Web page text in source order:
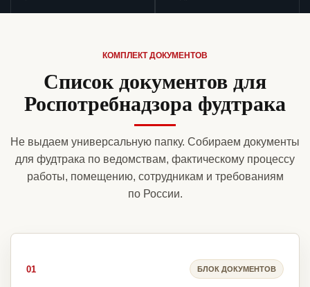
КОМПЛЕКТ ДОКУМЕНТОВ
Список документов для
Роспотребнадзора фудтрака
Не выдаем универсальную папку. Собираем документы
для фудтрака по ведомствам, фактическому процессу
работы, помещению, сотрудникам и требованиям
по России.
01 БЛОК ДОКУМЕНТОВ